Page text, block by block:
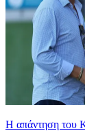
Η απάντηση του